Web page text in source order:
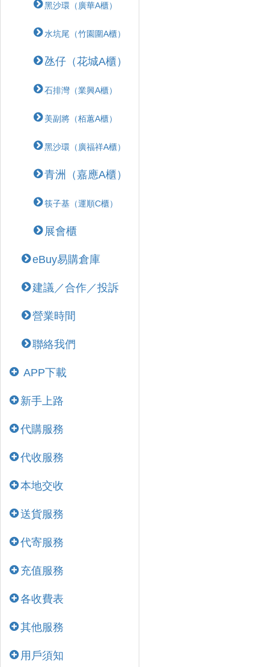
黑沙環（廣華A櫃）
水坑尾（竹園圍A櫃）
氹仔（花城A櫃）
石排灣（業興A櫃）
美副將（栢蕙A櫃）
黑沙環（廣福祥A櫃）
青洲（嘉應A櫃）
筷子基（運順C櫃）
展會櫃
eBuy易購倉庫
建議／合作／投訴
營業時間
聯絡我們
APP下載
新手上路
代購服務
代收服務
本地交收
送貨服務
代寄服務
充值服務
各收費表
其他服務
用戶須知